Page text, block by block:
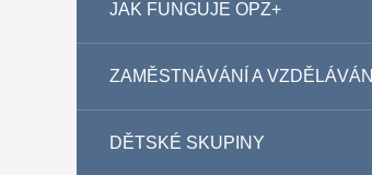
JAK FUNGUJE OPZ+
ZAMĚSTNÁVÁNÍ A VZDĚLÁVÁNÍ
DĚTSKÉ SKUPINY